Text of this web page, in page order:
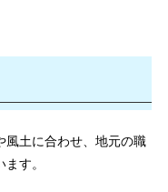
風土に合わせ、地元の職
す。